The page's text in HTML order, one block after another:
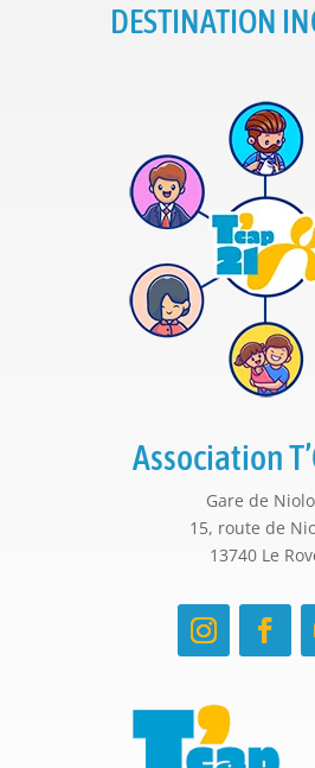
DESTINATION
Association
Gare de
15, route de
13740 Le